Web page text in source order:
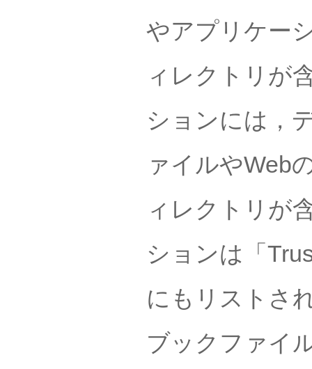
やアプリケー
ィレクトリが
ションには，
ァイルやWeb
ィレクトリが
ションは「
にもリストさ
ブックファイ